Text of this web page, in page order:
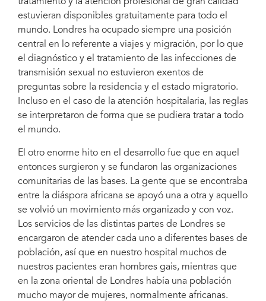
estuvieran disponibles gratuitamente para todo el
mundo. Londres ha ocupado siempre una posición
central en lo referente a viajes y migración, por lo que
el diagnóstico y el tratamiento de las infecciones de
transmisión sexual no estuvieron exentos de
preguntas sobre la residencia y el estado migratorio.
Incluso en el caso de la atención hospitalaria, las reglas
se interpretaron de forma que se pudiera tratar a todo
el mundo.
El otro enorme hito en el desarrollo fue que en aquel
entonces surgieron y se fundaron las organizaciones
comunitarias de las bases. La gente que se encontraba
entre la diáspora africana se apoyó una a otra y aquello
se volvió un movimiento más organizado y con voz.
Los servicios de las distintas partes de Londres se
encargaron de atender cada uno a diferentes bases de
población, así que en nuestro hospital muchos de
nuestros pacientes eran hombres gais, mientras que
en la zona oriental de Londres había una población
mucho mayor de mujeres, normalmente africanas.